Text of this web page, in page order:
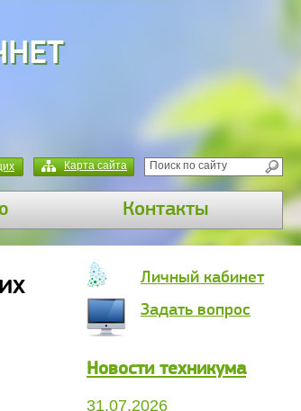
Карта сайта
Контакты
Личный кабинет
Задать вопрос
Новости техникума
31.07.2026